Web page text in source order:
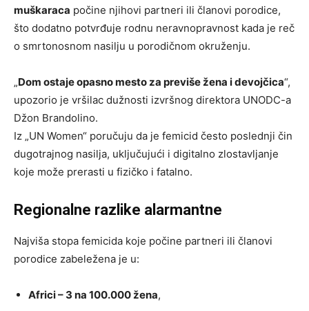
muškaraca počine njihovi partneri ili članovi porodice,
što dodatno potvrđuje rodnu neravnopravnost kada je reč
o smrtonosnom nasilju u porodičnom okruženju.
„Dom ostaje opasno mesto za previše žena i devojčica“,
upozorio je vršilac dužnosti izvršnog direktora UNODC-a
Džon Brandolino.
Iz „UN Women“ poručuju da je femicid često poslednji čin
dugotrajnog nasilja, uključujući i digitalno zlostavljanje
koje može prerasti u fizičko i fatalno.
Regionalne razlike alarmantne
Najviša stopa femicida koje počine partneri ili članovi
porodice zabeležena je u:
Africi – 3 na 100.000 žena,